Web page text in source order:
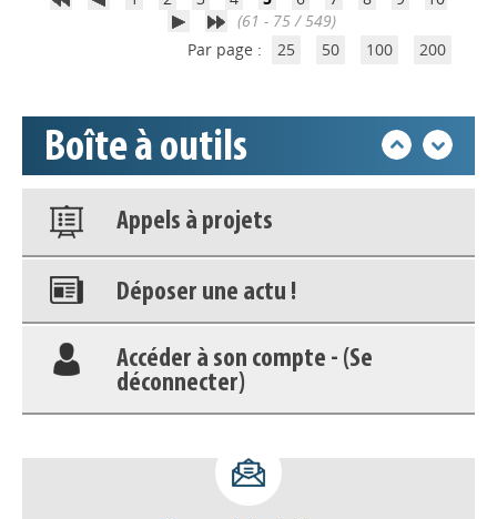
(61 - 75 / 549)
Par page :
25 50 100 200
Boîte à outils
déconnecter)
Nos veilles Scoop.it
Appels à projets
Déposer une actu !
Accéder à son compte - (Se
déconnecter)